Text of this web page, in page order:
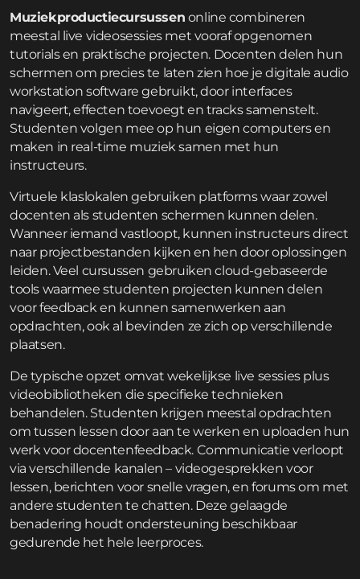
Muziekproductiecursussen online combineren
meestal live videosessies met vooraf opgenomen
tutorials en praktische projecten. Docenten delen hun
schermen om precies te laten zien hoe je digitale audio
workstation software gebruikt, door interfaces
navigeert, effecten toevoegt en tracks samenstelt.
Studenten volgen mee op hun eigen computers en
maken in real-time muziek samen met hun
instructeurs.
Virtuele klaslokalen gebruiken platforms waar zowel
docenten als studenten schermen kunnen delen.
Wanneer iemand vastloopt, kunnen instructeurs direct
naar projectbestanden kijken en hen door oplossingen
leiden. Veel cursussen gebruiken cloud-gebaseerde
tools waarmee studenten projecten kunnen delen
voor feedback en kunnen samenwerken aan
opdrachten, ook al bevinden ze zich op verschillende
plaatsen.
De typische opzet omvat wekelijkse live sessies plus
videobibliotheken die specifieke technieken
behandelen. Studenten krijgen meestal opdrachten
om tussen lessen door aan te werken en uploaden hun
werk voor docentenfeedback. Communicatie verloopt
via verschillende kanalen – videogesprekken voor
lessen, berichten voor snelle vragen, en forums om met
andere studenten te chatten. Deze gelaagde
benadering houdt ondersteuning beschikbaar
gedurende het hele leerproces.